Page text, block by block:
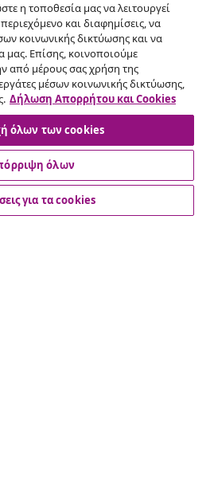
τη σύμβαση
για την
από τη σύμβαση
η τοποθεσία μας να λειτουργεί
και διαφημίσεις, να
κοινωνικής δικτύωσης και να
Επίσης, κοινοποιούμε
από μέρους σας χρήση της
μέσων κοινωνικής δικτύωσης,
Δήλωση Απορρήτου και Cookies
όλων των cookies
όλων
για τα cookies